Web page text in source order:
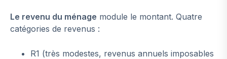
Le revenu du ménage module le montant. Quatre
catégories de revenus :
R1 (très modestes, revenus annuels imposables